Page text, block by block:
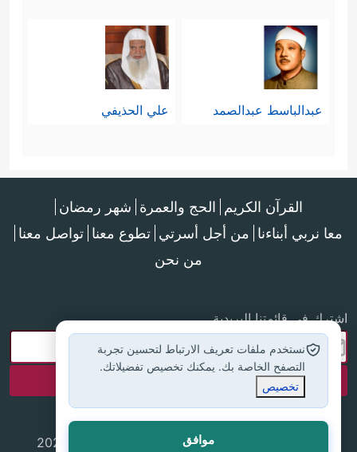
عبدالباسط عبدالصمد علي الحذيفي
القرآن الكريم الحج والعمرة شهر رمضان
معا نربي أبناءنا من أجل أسرتي تطوع معنا تواصل معنا
من نحن
اشترك في قائمتنا البريدية
جميع الحقوق محفوظة لموقع إسلام أون لاين © 2025
نستخدم ملفات تعريف الارتباط لتحسين تجربة
التصفح الخاصة بك. يمكنك تخصيص تفضيلاتك.
تخصيص
موافق